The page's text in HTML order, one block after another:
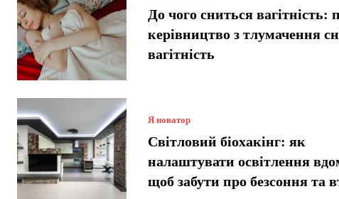
До чого сниться вагітність:
керівництво з тлумачення
вагітність
Я новатор
Світловий біохакінг: як
налаштувати освітлення
щоб забути про безсоння та